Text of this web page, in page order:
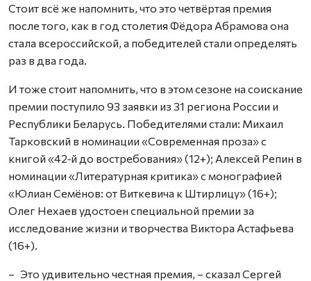
Стоит всё же напомнить, что это четвёртая премия
после того, как в год столетия Фёдора Абрамова она
стала всероссийской, а победителей стали определять
раз в два года.
И тоже стоит напомнить, что в этом сезоне на соискание
премии поступило 93 заявки из 31 региона России и
Республики Беларусь. Победителями стали: Михаил
Тарковский в номинации «Современная проза» с
книгой «42‑й до востребования» (12+); Алексей Репин в
номинации «Литературная критика» с монографией
«Юлиан Семёнов: от Виткевича к Штирлицу» (16+);
Олег Нехаев удостоен специальной премии за
исследование жизни и творчества Виктора Астафьева
(16+).
– Это удивительно честная премия, – сказал Сергей